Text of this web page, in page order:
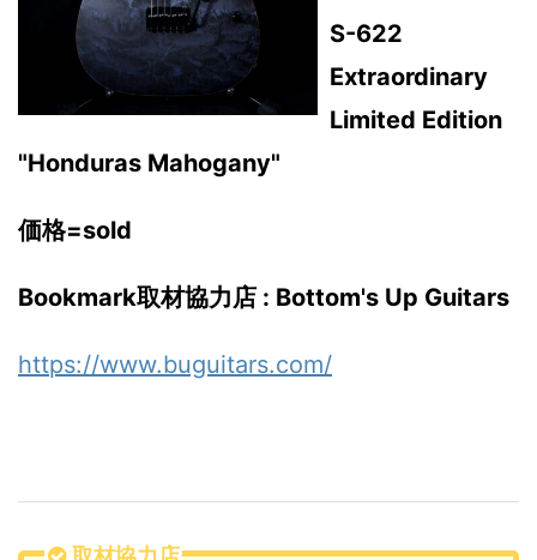
S-622
Extraordinary
Limited Edition
"Honduras Mahogany"
価格=sold
Bookmark取材協力店 : Bottom's Up Guitars
https://www.buguitars.com/